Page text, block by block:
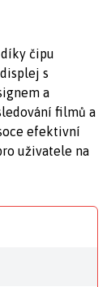
čipu
s
a
filmů a
efektivní
uživatele na